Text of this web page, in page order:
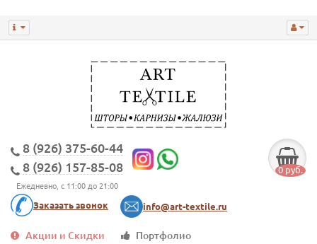
8 (926) 375-60-44
8 (926) 157-85-08
Ежедневно, с 11:00 до 21:00
Заказать звонок info@art-textile.ru
0 руб.
Акции и Скидки
Портфолио